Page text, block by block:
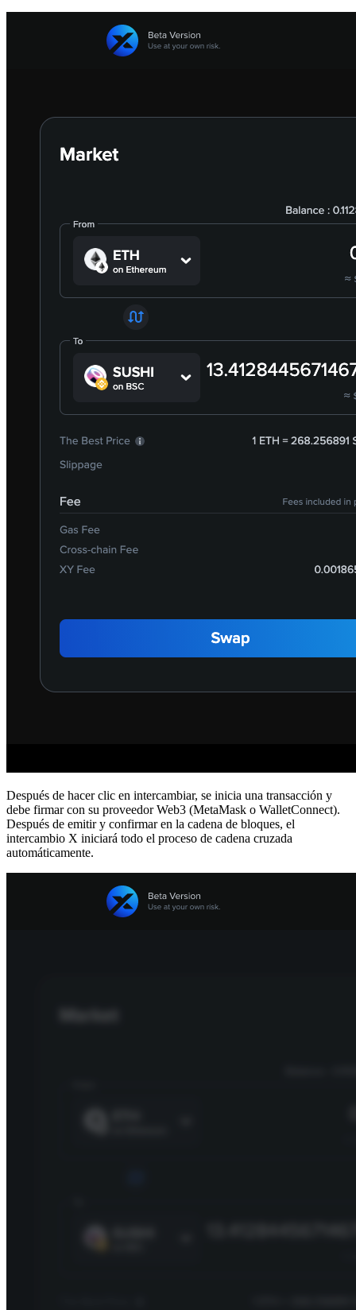
Después de hacer clic en intercambiar, se inicia una transacción y
debe firmar con su proveedor Web3 (MetaMask o WalletConnect).
Después de emitir y confirmar en la cadena de bloques, el
intercambio X iniciará todo el proceso de cadena cruzada
automáticamente.